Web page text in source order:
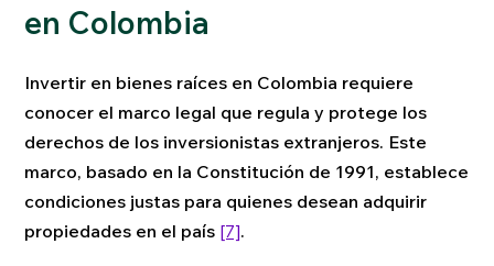
en Colombia
Invertir en bienes raíces en Colombia requiere
conocer el marco legal que regula y protege los
derechos de los inversionistas extranjeros. Este
marco, basado en la Constitución de 1991, establece
condiciones justas para quienes desean adquirir
propiedades en el país [7].